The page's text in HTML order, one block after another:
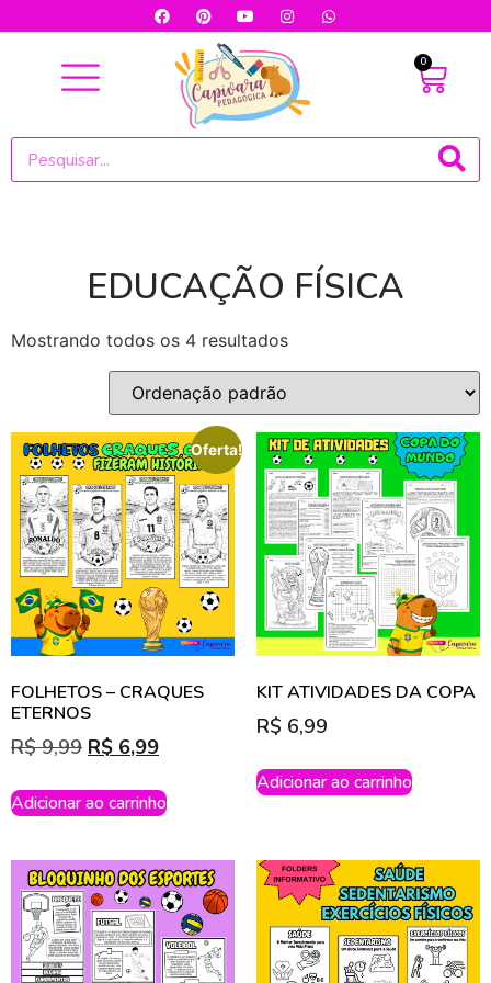
0
EDUCAÇÃO FÍSICA
Mostrando todos os 4 resultados
Oferta!
FOLHETOS – CRAQUES
ETERNOS
R$9,99 R$ 6,99
Adicionar ao carrinho
KIT ATIVIDADES DA COPA
R$ 6,99
Adicionar ao carrinho